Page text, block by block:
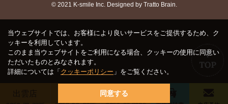
出雲店 松江店
© 2021 K-smile Inc. Designed by Tratto Brain.
当ウェブサイトでは、お客様により良いサービスをご提供するため、ク
ッキーを利用しています。
このまま当ウェブサイトをご利用になる場合、クッキーの使用に同意い
ただいたものとみなされます。
詳細については「クッキーポリシー 」をご覧ください。
同意する